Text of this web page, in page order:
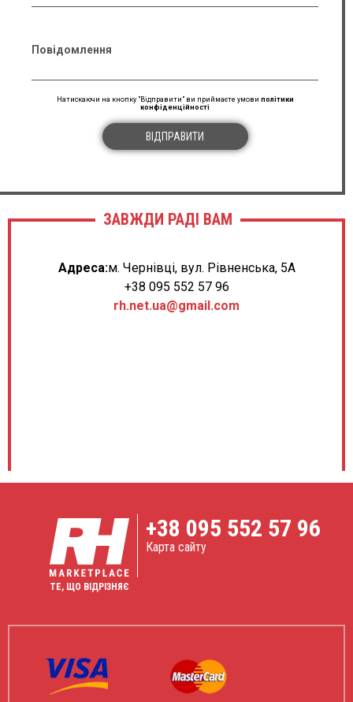
Повідомлення
Натискаючи на кнопку "Відправити" ви приймаєте умови політики
конфіденційності
ВІДПРАВИТИ
ЗАВЖДИ РАДІ ВАМ
Адреса:м. Чернівці, вул. Рівненська, 5А
+38 095 552 57 96
rh.net.ua@gmail.com
ТЕ, ЩО ВІДРІЗНЯЄ
+38 095 552 57 96
Карта сайту